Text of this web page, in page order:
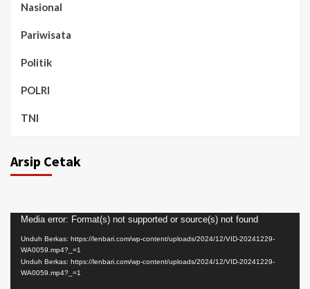
Nasional
Pariwisata
Politik
POLRI
TNI
Arsip Cetak
Pemutar
Video
Media error: Format(s) not supported or source(s) not found
Unduh Berkas: https://lenbari.com/wp-content/uploads/2024/12/VID-20241229-
WA0059.mp4?_=1
Unduh Berkas: https://lenbari.com/wp-content/uploads/2024/12/VID-20241229-
WA0059.mp4?_=1